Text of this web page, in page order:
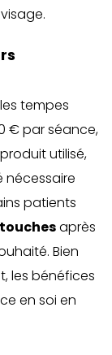
tempes
€ par séance,
utilisé,
nécessaire
patients
après
Bien
les bénéfices
en soi en